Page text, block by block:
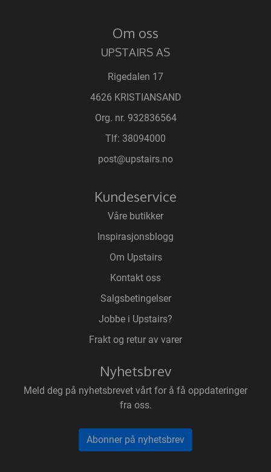
Om oss
UPSTAIRS AS
Rigedalen 17
4626 KRISTIANSAND
Org. nr. 932836564
Tlf: 38094000
post@upstairs.no
Kundeservice
Våre butikker
Inspirasjonsblogg
Om Upstairs
Kontakt oss
Salgsbetingelser
Jobbe i Upstairs?
Frakt og retur av varer
Nyhetsbrev
Meld deg på nyhetsbrevet vårt for å få oppdateringer
fra oss.
Abonner på nyhetsbrev